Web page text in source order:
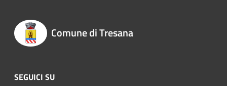
Comune di Tresana
SEGUICI SU